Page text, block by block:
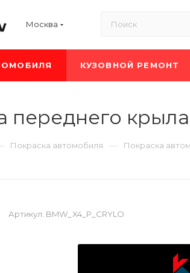
Москва
КУЗОВНОЙ РЕМОНТ
переднего
Покраска автомобиля — Покраска
Артикул: BMW_X4_P_CRYLO